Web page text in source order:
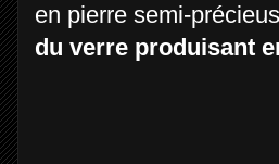
en pierre semi-
du verre produisant